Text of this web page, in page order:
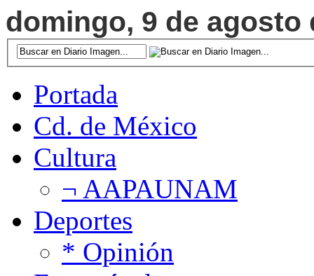
domingo, 9 de agosto
Portada
Cd. de México
Cultura
¬ AAPAUNAM
Deportes
* Opinión